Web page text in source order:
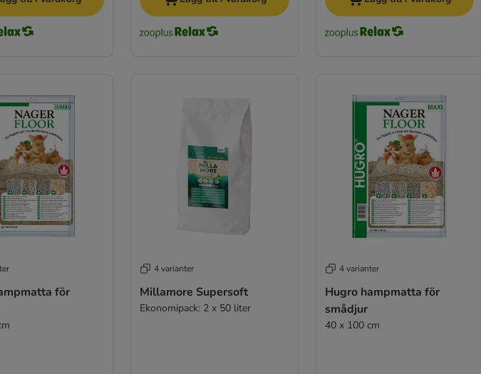
för
4 varianter
Millamore Supersoft
Ekonomipack: 2 x 50 liter
4 varianter
Hugro hampmatta för
smådjur
40 x 100 cm